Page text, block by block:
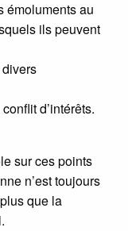
émoluments au
ils peuvent
d’intérêts.
sur ces points
n’est toujours
que la